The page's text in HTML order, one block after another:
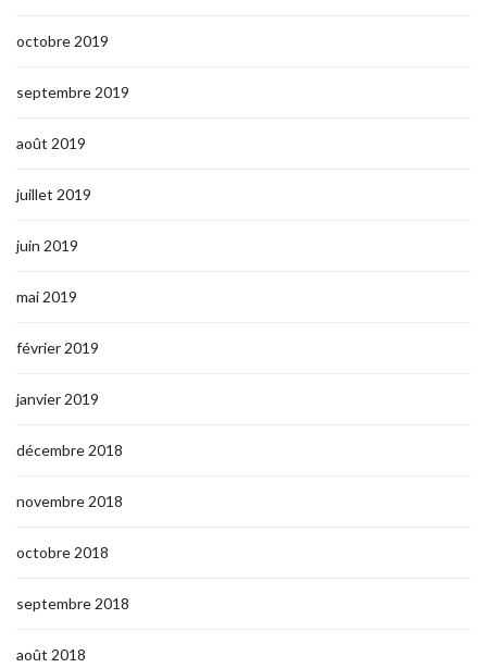
octobre 2019
septembre 2019
août 2019
juillet 2019
juin 2019
mai 2019
février 2019
janvier 2019
décembre 2018
novembre 2018
octobre 2018
septembre 2018
août 2018